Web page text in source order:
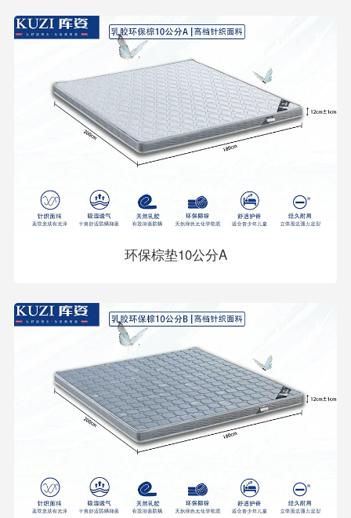
环保棕垫10公分A